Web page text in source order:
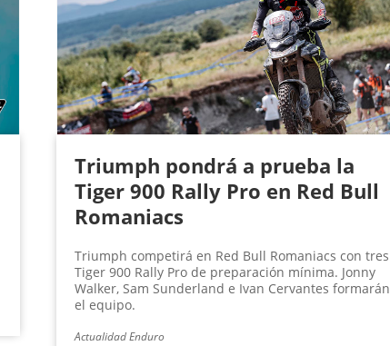
Triumph pondrá a prueba la
Tiger 900 Rally Pro en Red Bull
Romaniacs
Triumph competirá en Red Bull Romaniacs con tres
Tiger 900 Rally Pro de preparación mínima. Jonny
Walker, Sam Sunderland e Ivan Cervantes formarán
el equipo.
Actualidad Enduro